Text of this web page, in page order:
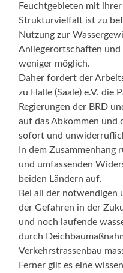
Feuchtgebieten mit
Strukturvielfalt ist zu
Nutzung zur
Anliegerortschaften
weniger möglich.
Daher fordert der
zu Halle (Saale) e.V. die
Regierungen der BRD
auf das Abkommen und
sofort und
In dem Zusammenhang
und umfassenden
beiden Ländern auf.
Bei all der notwendigen
der Gefahren in der
und noch laufende
durch
Verkehrstrassenbau
Ferner gilt es eine